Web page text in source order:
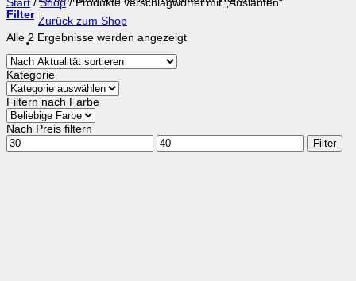
Zurück zum Shop
Start / Shop /Produkte verschlagwortet mit „Auslaufen“
Filter
Alle 2 Ergebnisse werden angezeigtNach
Kategorie
Filtern nach Farbe
Nach Preis filtern
Min.
Preis
Max.
Preis
Filter